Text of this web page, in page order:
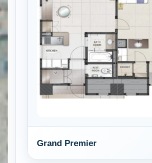
Grand Premier